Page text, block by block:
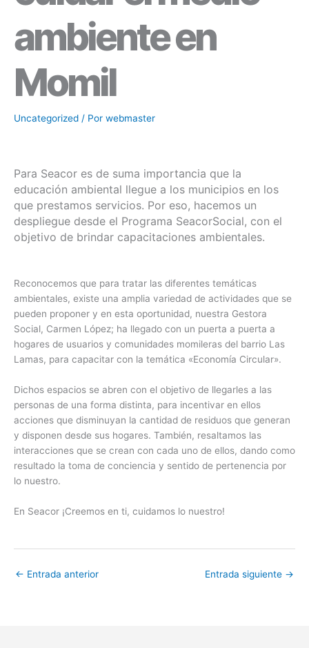
ambiente en
Momil
Uncategorized / Por webmaster
Para Seacor es de suma importancia que la
educación ambiental llegue a los municipios en los
que prestamos servicios. Por eso, hacemos un
despliegue desde el Programa SeacorSocial, con el
objetivo de brindar capacitaciones ambientales.
Reconocemos que para tratar las diferentes temáticas
ambientales, existe una amplia variedad de actividades que se
pueden proponer y en esta oportunidad, nuestra Gestora
Social, Carmen López; ha llegado con un puerta a puerta a
hogares de usuarios y comunidades momileras del barrio Las
Lamas, para capacitar con la temática «Economía Circular».
Dichos espacios se abren con el objetivo de llegarles a las
personas de una forma distinta, para incentivar en ellos
acciones que disminuyan la cantidad de residuos que generan
y disponen desde sus hogares. También, resaltamos las
interacciones que se crean con cada uno de ellos, dando como
resultado la toma de conciencia y sentido de pertenencia por
lo nuestro.
En Seacor ¡Creemos en ti, cuidamos lo nuestro!
← Entrada anterior Entrada siguiente →